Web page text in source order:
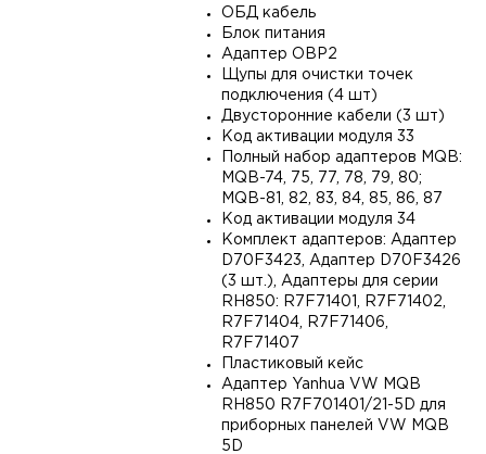
ОБД кабель
Блок питания
Адаптер OBP2
Щупы для очистки точек
подключения (4 шт)
Двусторонние кабели (3 шт)
Код активации модуля 33
Полный набор адаптеров MQB:
MQB-74, 75, 77, 78, 79, 80;
MQB-81, 82, 83, 84, 85, 86, 87
Код активации модуля 34
Комплект адаптеров: Адаптер
D70F3423, Адаптер D70F3426
(3 шт.), Адаптеры для серии
RH850: R7F71401, R7F71402,
R7F71404, R7F71406,
R7F71407
Пластиковый кейс
Адаптер Yanhua VW MQB
RH850 R7F701401/21-5D для
приборных панелей VW MQB
5D